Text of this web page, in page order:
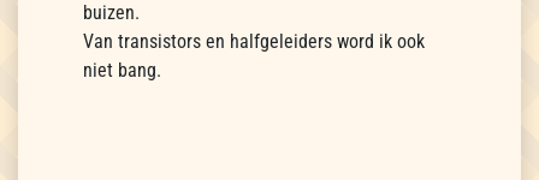
buizen.
Van transistors en halfgeleiders word ik ook
niet bang.